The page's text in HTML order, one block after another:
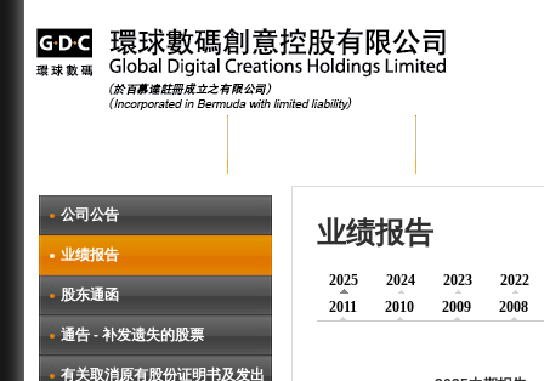
业绩报告
2025 2024 2023
2022
2011
2010 2009 2008
公司公告
业绩报告
股东通函
通告 - 补发遗失的股票
有关取消原有股份证明书及发出